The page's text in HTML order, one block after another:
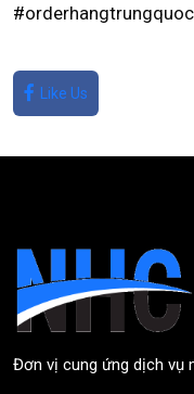
#orderhangtrungquoc
Like Us
Đơn vị cung ứng dịch vụ